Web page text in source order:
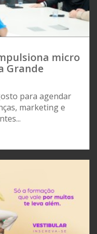
micro
Grande
para agendar
marketing e